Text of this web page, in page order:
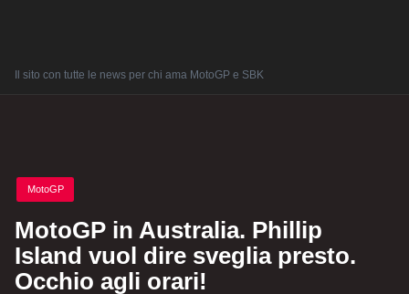
Il sito con tutte le news per chi ama MotoGP e SBK
Posted
in
MotoGP
MotoGP in Australia. Phillip
Island vuol dire sveglia presto.
Occhio agli orari!